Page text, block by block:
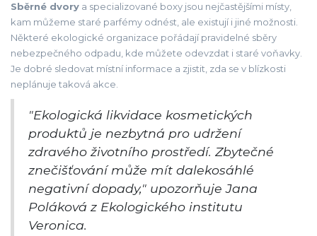
Sběrné dvory a specializované boxy jsou nejčastějšími místy,
kam můžeme staré parfémy odnést, ale existují i jiné možnosti.
Některé ekologické organizace pořádají pravidelné sběry
nebezpečného odpadu, kde můžete odevzdat i staré voňavky.
Je dobré sledovat místní informace a zjistit, zda se v blízkosti
neplánuje taková akce.
"Ekologická likvidace kosmetických
produktů je nezbytná pro udržení
zdravého životního prostředí. Zbytečné
znečišťování může mít dalekosáhlé
negativní dopady," upozorňuje Jana
Poláková z Ekologického institutu
Veronica.